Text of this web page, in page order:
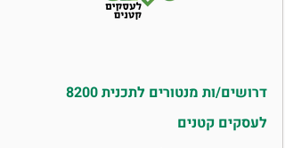
דרושים/ות מנטורים לתכנית 8200
לעסקים קטנים